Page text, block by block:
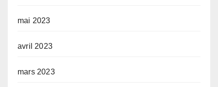
mai 2023
avril 2023
mars 2023